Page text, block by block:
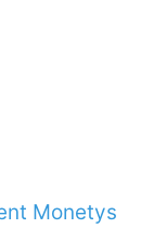
Monetys